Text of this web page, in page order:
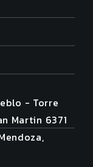
- Torre
Martin 6371